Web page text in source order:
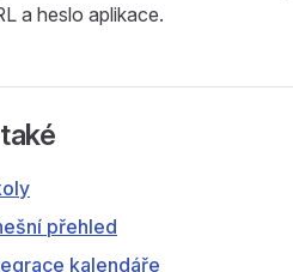
a heslo aplikace.
přehled
kalendáře